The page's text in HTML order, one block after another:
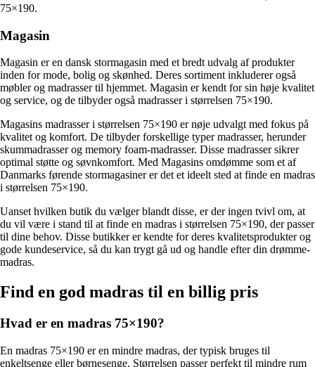
75×190.
Magasin
Magasin er en dansk stormagasin med et bredt udvalg af produkter
inden for mode, bolig og skønhed. Deres sortiment inkluderer også
møbler og madrasser til hjemmet. Magasin er kendt for sin høje kvalitet
og service, og de tilbyder også madrasser i størrelsen 75×190.
Magasins madrasser i størrelsen 75×190 er nøje udvalgt med fokus på
kvalitet og komfort. De tilbyder forskellige typer madrasser, herunder
skummadrasser og memory foam-madrasser. Disse madrasser sikrer
optimal støtte og søvnkomfort. Med Magasins omdømme som et af
Danmarks førende stormagasiner er det et ideelt sted at finde en madras
i størrelsen 75×190.
Uanset hvilken butik du vælger blandt disse, er der ingen tvivl om, at
du vil være i stand til at finde en madras i størrelsen 75×190, der passer
til dine behov. Disse butikker er kendte for deres kvalitetsprodukter og
gode kundeservice, så du kan trygt gå ud og handle efter din drømme-
madras.
Find en god madras til en billig pris
Hvad er en madras 75×190?
En madras 75×190 er en mindre madras, der typisk bruges til
enkeltsenge eller børnesenge. Størrelsen passer perfekt til mindre rum